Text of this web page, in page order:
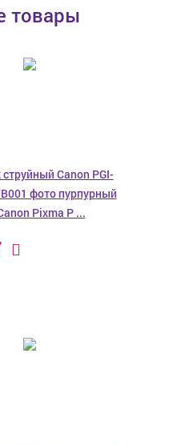
товары
Canon PGI-
фото пурпурный
Pixma P ...